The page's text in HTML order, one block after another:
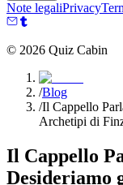
Note legaliPrivacy
© 2026 Quiz Cabin
/Blog
/Il Cappello
Archetipi di
Il Cappello
Desideriamo